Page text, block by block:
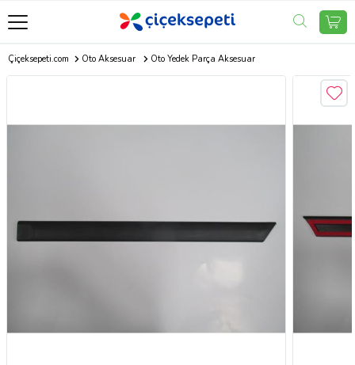
Çiçeksepeti.com Oto Aksesuar Oto Yedek Parça Aksesuar